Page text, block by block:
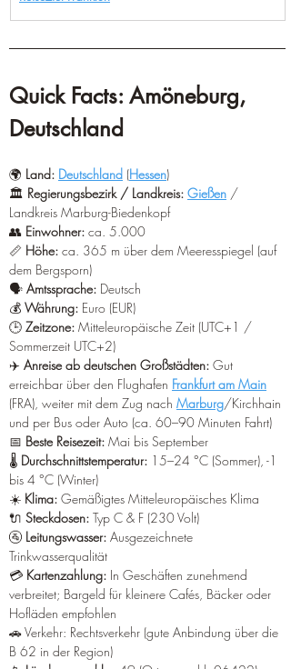
Quick Facts: Amöneburg,
Deutschland
🌍 Land: Deutschland (Hessen)
🏛️ Regierungsbezirk / Landkreis: Gießen /
Landkreis Marburg-Biedenkopf
👥 Einwohner: ca. 5.000
📏 Höhe: ca. 365 m über dem Meeresspiegel (auf
dem Bergsporn)
🗣️ Amtssprache: Deutsch
💰 Währung: Euro (EUR)
🕒 Zeitzone: Mitteleuropäische Zeit (UTC+1 /
Sommerzeit UTC+2)
✈️ Anreise ab deutschen Großstädten: Gut
erreichbar über den Flughafen Frankfurt am Main
(FRA), weiter mit dem Zug nach Marburg/Kirchhain
und per Bus oder Auto (ca. 60–90 Minuten Fahrt)
📅 Beste Reisezeit: Mai bis September
🌡️ Durchschnittstemperatur: 15–24 °C (Sommer), -1
bis 4 °C (Winter)
☀️ Klima: Gemäßigtes Mitteleuropäisches Klima
🔌 Steckdosen: Typ C & F (230 Volt)
🚰 Leitungswasser: Ausgezeichnete
Trinkwasserqualität
💳 Kartenzahlung: In Geschäften zunehmend
verbreitet; Bargeld für kleinere Cafés, Bäcker oder
Hofläden empfohlen
🚗 Verkehr: Rechtsverkehr (gute Anbindung über die
B 62 in der Region)